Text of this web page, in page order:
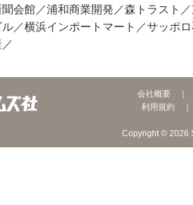
会館／浦和商業開発／森トラスト
／横浜インポートマート／サッポ
会社概要
利用規約
Copyright © 2026